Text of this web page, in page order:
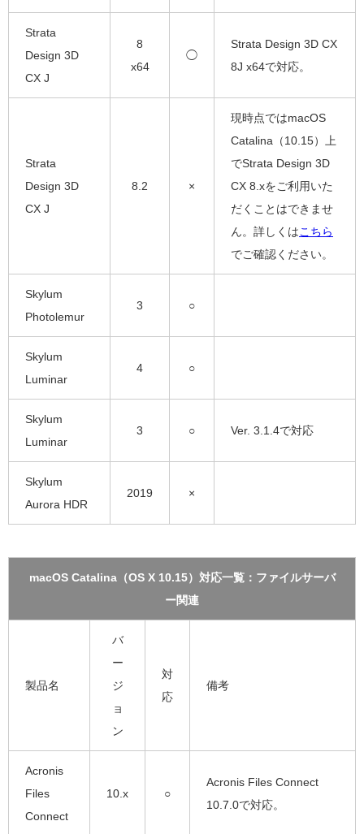
Strata
Design 3D
CX J
8
x64
◯
Strata Design 3D CX
8J x64で対応。
Strata
Design 3D
CX J
8.2 ×
現時点ではmacOS
Catalina（10.15）上
でStrata Design 3D
CX 8.xをご利用いた
だくことはできませ
ん。詳しくはこちら
でご確認ください。
Skylum
Photolemur
3 ○
Skylum
Luminar
4 ○
Skylum
Luminar
3 ○ Ver. 3.1.4で対応
Skylum
Aurora HDR
2019 ×
macOS Catalina（OS X 10.15）対応一覧：ファイルサーバ
ー関連
製品名
バ
ー
ジ
ョ
ン
対
応
備考
Acronis
Files
Connect
10.x ○
Acronis Files Connect
10.7.0で対応。